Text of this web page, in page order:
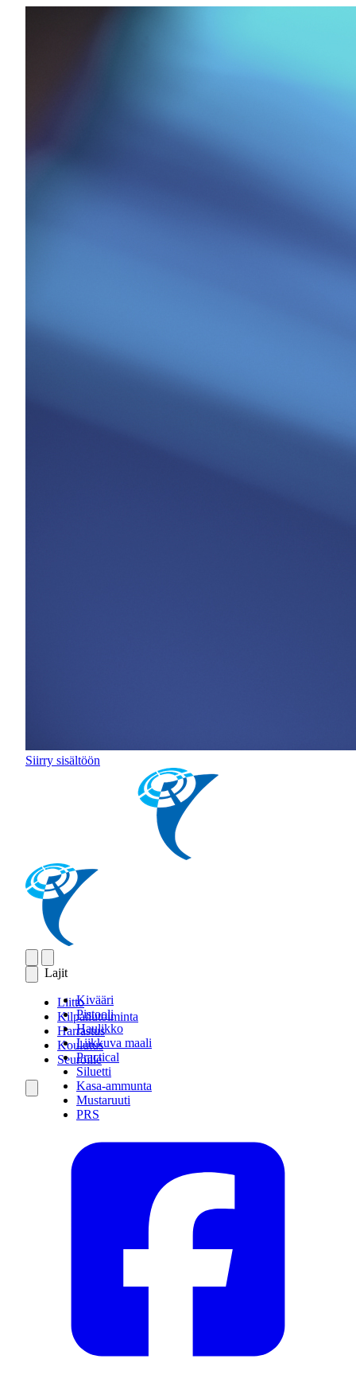
Siirry sisältöön
Lajit
Kivääri
Pistooli
Haulikko
Liikkuva maali
Practical
Siluetti
Kasa-ammunta
Mustaruuti
PRS
Liitto
Kilpailutoiminta
Harrastus
Koulutus
Seuroille